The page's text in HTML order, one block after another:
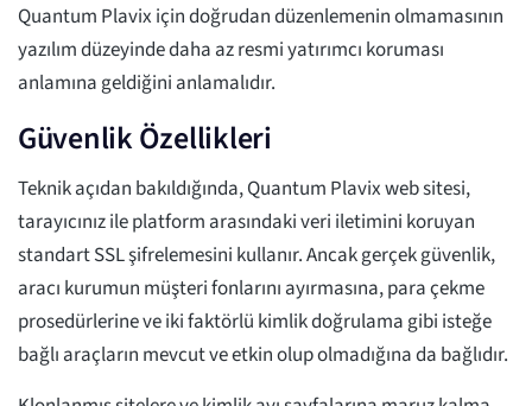
Quantum Plavix için doğrudan düzenlemenin olmamasının
yazılım düzeyinde daha az resmi yatırımcı koruması
anlamına geldiğini anlamalıdır.
Güvenlik Özellikleri
Teknik açıdan bakıldığında, Quantum Plavix web sitesi,
tarayıcınız ile platform arasındaki veri iletimini koruyan
standart SSL şifrelemesini kullanır. Ancak gerçek güvenlik,
aracı kurumun müşteri fonlarını ayırmasına, para çekme
prosedürlerine ve iki faktörlü kimlik doğrulama gibi isteğe
bağlı araçların mevcut ve etkin olup olmadığına da bağlıdır.